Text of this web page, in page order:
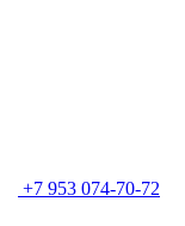
+7 953 074-70-72